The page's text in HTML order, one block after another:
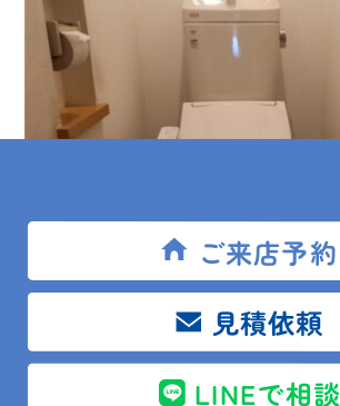
ご来店予約
見積依頼
LINEで相談
現場レポート 2024.01.18
鴨川市 Ｕ様邸 便器交換&CF張替